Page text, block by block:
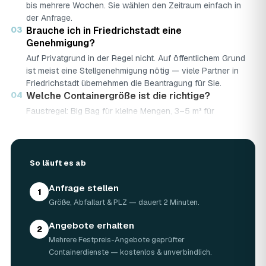
bis mehrere Wochen. Sie wählen den Zeitraum einfach in
der Anfrage.
03 Brauche ich in Friedrichstadt eine
Genehmigung?
Auf Privatgrund in der Regel nicht. Auf öffentlichem Grund
ist meist eine Stellgenehmigung nötig — viele Partner in
Friedrichstadt übernehmen die Beantragung für Sie.
04 Welche Containergröße ist die richtige?
Faustregel: Big Bag für kleine Mengen, 3–5 m³ für
05
Abfallarten werden getrennt gesammelt (Bauschutt,
gesonderte Annahme.
Was kostet ein Container in Friedrichstadt?
5 m³ ca. 180–500 €, 7 m³ ca. 280–900 €, 10 m³ ca.
300–1.100 € — abhängig von Abfallart, Region und
Standzeit (Details in der Marktübersicht unten). Ihren
So läuft es ab
1 Anfrage stellen
Größe, Abfallart & PLZ — dauert 2 Minuten.
2 Angebote erhalten
Mehrere Festpreis-Angebote geprüfter
Containerdienste — kostenlos & unverbindlich.